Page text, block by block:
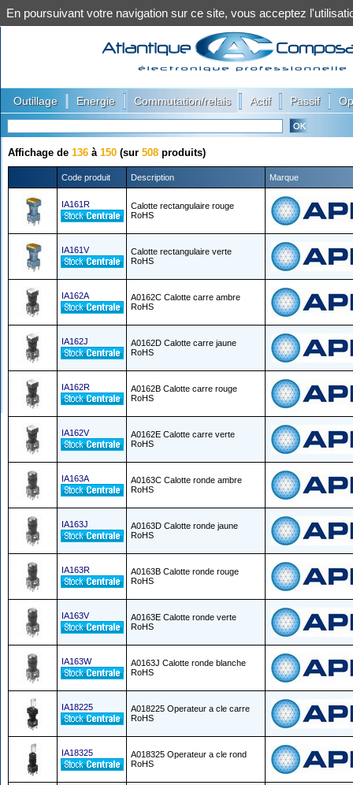
Outillage Energie Commutation/relais Actif Passif
Affichage de 136 à 150 (sur 508 produits)
Code produit Description Marque
IA161R
Calotte rectangulaire rouge
RoHS
IA161V
Calotte rectangulaire verte
RoHS
IA162A
A0162C Calotte carre ambre
RoHS
IA162J
A0162D Calotte carre jaune
RoHS
IA162R
A0162B Calotte carre rouge
RoHS
IA162V
A0162E Calotte carre verte
RoHS
IA163A
A0163C Calotte ronde ambre
RoHS
IA163J
A0163D Calotte ronde jaune
RoHS
IA163R
A0163B Calotte ronde rouge
RoHS
IA163V
A0163E Calotte ronde verte
RoHS
IA163W
A0163J Calotte ronde blanche
RoHS
IA18225
A018225 Operateur a cle carre
RoHS
IA18325
A018325 Operateur a cle rond
RoHS
En poursuivant votre navigation sur ce site, vous acceptez